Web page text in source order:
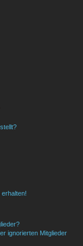
ignorierten Mitglieder